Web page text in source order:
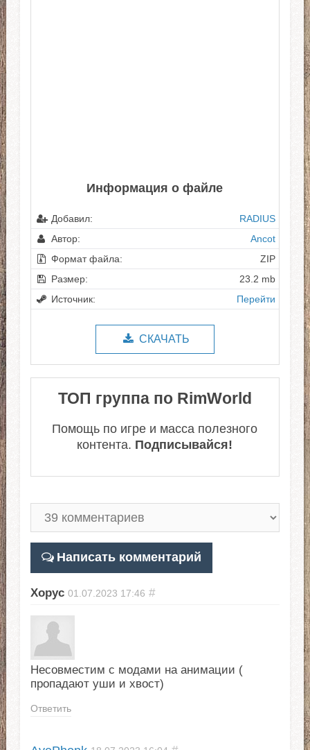
Информация о файле
Добавил:
RADIUS
Автор:
Ancot
Формат файла:
ZIP
Размер:
23.2 mb
Источник:
Перейти
СКАЧАТЬ
ТОП группа по RimWorld
Помощь по игре и масса полезного
контента. Подписывайся!
Написать комментарий
Хорус 01.07.2023 17:46 #
Несовместим с модами на анимации (
пропадают уши и хвост)
Ответить